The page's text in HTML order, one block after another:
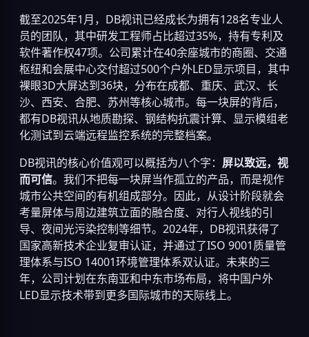
截至2025年1月，DB视讯已经成长为拥有128名专业人
员的团队，其中研发工程师占比超过35%，持有专利及
软件著作权47项。公司累计在40余座城市的商圈、交通
枢纽和会展中心交付超过500个户外LED显示项目，其中
裸眼3D大屏达到36块，分布在成都、重庆、武汉、长
沙、西安、合肥、苏州等核心城市。每一块屏的背后，
都有DB视讯从地质勘探、钢结构抗震计算、显示模组老
化测试到云端远程监控系统的完整档案。
DB视讯的核心价值观可以概括为八个字： 屏以致远，视
而可信。我们不把每一块屏当作孤立的产品，而是视作
城市公共空间的有机组成部分。因此，从设计阶段就会
考量屏体与周边建筑立面的融合度、对行人视线的引
导、夜间光污染控制等细节。2024年，DB视讯获得了
国家高新技术企业复审认证，并通过了ISO 9001质量管
理体系与ISO 14001环境管理体系双认证。未来的三
年，公司计划在东南亚和中东市场布局，将中国户外
LED显示技术带到更多国际城市的天际线上。